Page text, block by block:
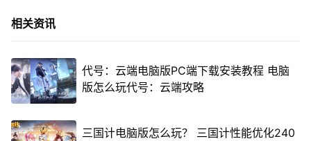
相关资讯
代号：云端电脑版PC端下载安装教程 电脑
版怎么玩代号：云端攻略
三国计电脑版怎么玩？ 三国计性能优化240